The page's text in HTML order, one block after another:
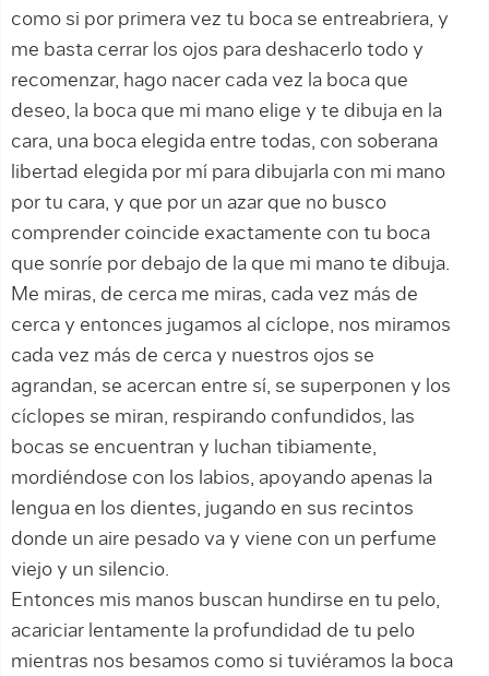
como si por primera vez tu boca se entreabriera, y
me basta cerrar los ojos para deshacerlo todo y
recomenzar, hago nacer cada vez la boca que
deseo, la boca que mi mano elige y te dibuja en la
cara, una boca elegida entre todas, con soberana
libertad elegida por mí para dibujarla con mi mano
por tu cara, y que por un azar que no busco
comprender coincide exactamente con tu boca
que sonríe por debajo de la que mi mano te dibuja.
Me miras, de cerca me miras, cada vez más de
cerca y entonces jugamos al cíclope, nos miramos
cada vez más de cerca y nuestros ojos se
agrandan, se acercan entre sí, se superponen y los
cíclopes se miran, respirando confundidos, las
bocas se encuentran y luchan tibiamente,
mordiéndose con los labios, apoyando apenas la
lengua en los dientes, jugando en sus recintos
donde un aire pesado va y viene con un perfume
viejo y un silencio.
Entonces mis manos buscan hundirse en tu pelo,
acariciar lentamente la profundidad de tu pelo
mientras nos besamos como si tuviéramos la boca